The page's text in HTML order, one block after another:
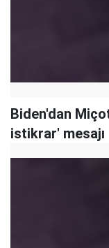
Biden'dan
istikrar' mesajı